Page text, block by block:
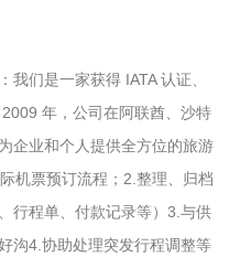
我们是一家获得 IATA 认证、
年，公司在阿联酋、沙特
企业和个人提供全方位的旅游
机票预订流程；2.整理、归档
行程单、付款记录等）3.与供
沟4.协助处理突发行程调整等